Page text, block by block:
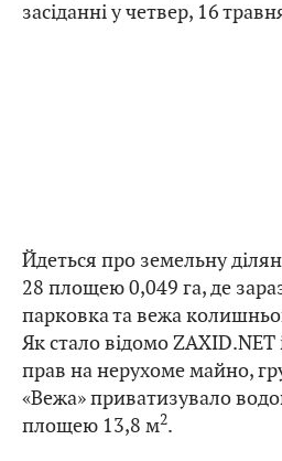
засіданні у четвер, 16
Йдеться про земельну
28 площею 0,049 га, де
парковка та вежа
Як стало відомо ZAXID.NET
прав на нерухоме майно,
«Вежа» приватизувало
площею 13,8 м2.